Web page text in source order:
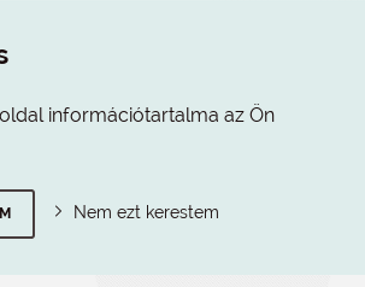
információtartalma az Ön
Nem ezt kerestem